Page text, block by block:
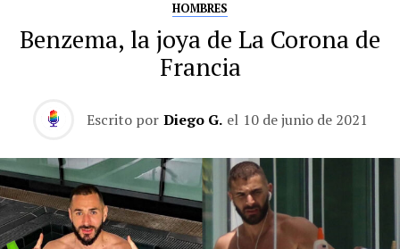
HOMBRES
Benzema, la joya de La Corona de
Francia
Escrito por Diego G. el 10 de junio de 2021